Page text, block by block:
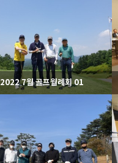
991
라이온스
1101
08-09
라이온스
2022 7월 골프월례회 01